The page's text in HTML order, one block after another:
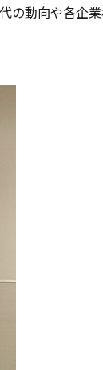
の動向や各企